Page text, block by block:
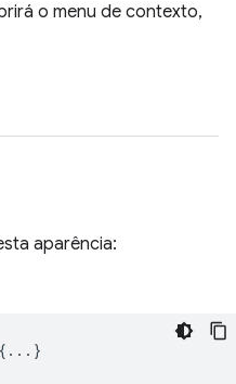
o menu de contexto,
aparência:
{...}